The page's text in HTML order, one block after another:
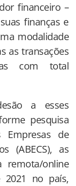
financeiro –
finanças e
modalidade
as transações
com total
a esses
pesquisa
Empresas de
(ABECS), as
remota/online
2021 no país,